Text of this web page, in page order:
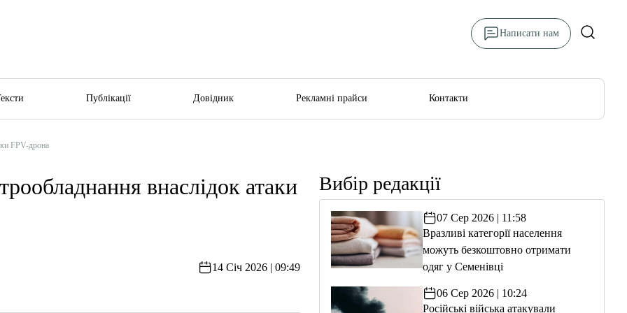
Написати нам
Публікації Довідник Рекламні прайси Контакти
FPV-дрона
внаслідок атаки
14 Січ 2026 | 09:49
Вибір редакції
07 Сер 2026 | 11:58
Вразливі категорії населення
можуть безкоштовно отримати
одяг у Семенівці
06 Сер 2026 | 10:24
Російські війська атакували